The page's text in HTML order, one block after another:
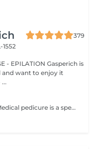
379
- EPILATION Gasperich is
want to enjoy it
Keep your feet happy and healthy! Medical pedicure is a specialised form of feet treatment where a nail master eliminates such problems as calluses, cracks and deformed nails etc. How is pedicure medical done? - problem is identified - feet are disinfected and softened - calloused skin is removed - nail plate is treated - skin is treated - medical cream is applied Age restrictions: recommended to do from 16 years. Post procedure recommendations: professional home care is recommended after the procedure. Frequency: once in 3-4 weeks.